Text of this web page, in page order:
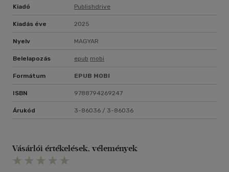
Kiadó Publishdrive
Kiadás éve 2025
Nyelv MAGYAR
Belelapozás epub mobi
Formátum EPUB MOBI
ISBN 9788794269247
Árukód 3-86036 / 3-86036
Vásárlói értékelések, vélemények